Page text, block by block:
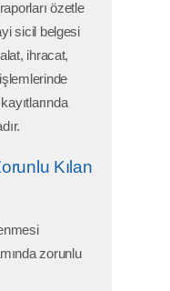
özetle
sicil belgesi
ihracat,
Kılan
zorunlu